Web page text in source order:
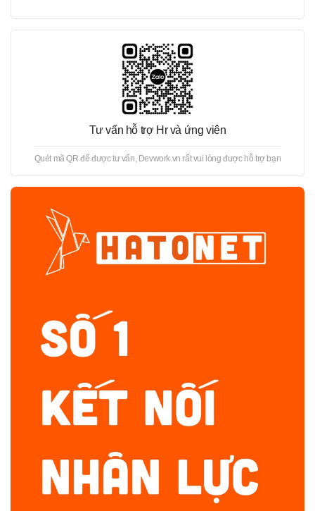
Tư vấn hỗ trợ Hr và ứng viên
Quét mã QR để được tư vấn, Devwork.vn rất vui lòng được hỗ trợ bạn